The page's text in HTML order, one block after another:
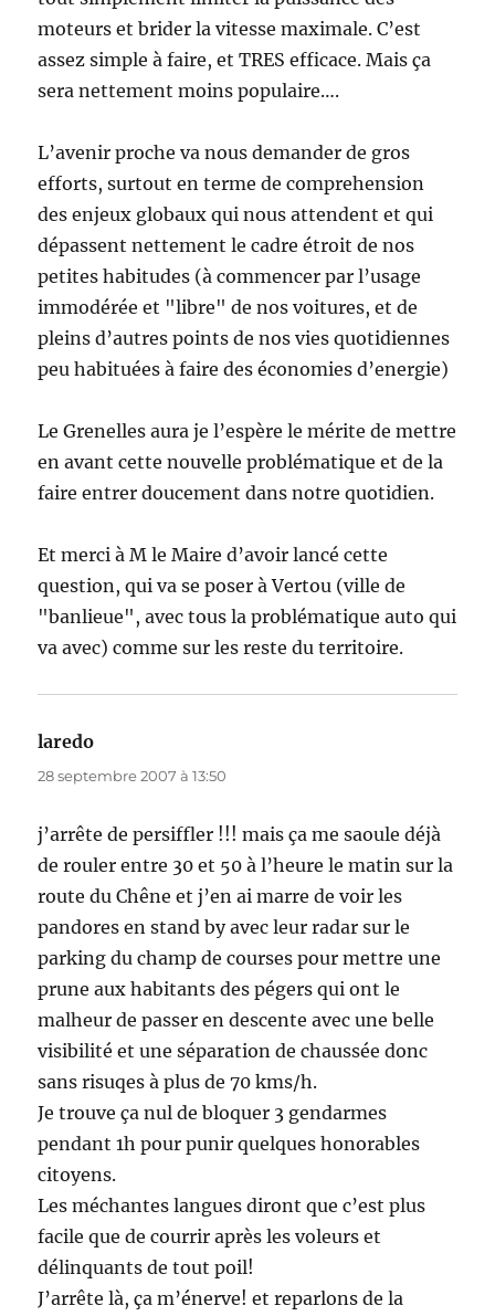
moteurs et brider la vitesse maximale. C’est
assez simple à faire, et TRES efficace. Mais ça
sera nettement moins populaire….
L’avenir proche va nous demander de gros
efforts, surtout en terme de comprehension
des enjeux globaux qui nous attendent et qui
dépassent nettement le cadre étroit de nos
petites habitudes (à commencer par l’usage
immodérée et "libre" de nos voitures, et de
pleins d’autres points de nos vies quotidiennes
peu habituées à faire des économies d’energie)
Le Grenelles aura je l’espère le mérite de mettre
en avant cette nouvelle problématique et de la
faire entrer doucement dans notre quotidien.
Et merci à M le Maire d’avoir lancé cette
question, qui va se poser à Vertou (ville de
"banlieue", avec tous la problématique auto qui
va avec) comme sur les reste du territoire.
laredo
28 septembre 2007 à 13:50
j’arrête de persiffler !!! mais ça me saoule déjà
de rouler entre 30 et 50 à l’heure le matin sur la
route du Chêne et j’en ai marre de voir les
pandores en stand by avec leur radar sur le
parking du champ de courses pour mettre une
prune aux habitants des pégers qui ont le
malheur de passer en descente avec une belle
visibilité et une séparation de chaussée donc
sans risuqes à plus de 70 kms/h.
Je trouve ça nul de bloquer 3 gendarmes
pendant 1h pour punir quelques honorables
citoyens.
Les méchantes langues diront que c’est plus
facile que de courrir après les voleurs et
délinquants de tout poil!
J’arrête là, ça m’énerve! et reparlons de la